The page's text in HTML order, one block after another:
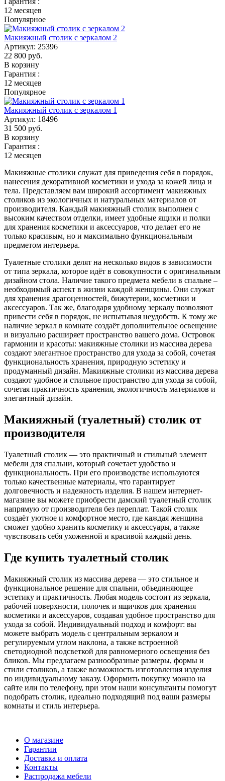
12 месяцев
Популярное
Макияжный столик с зеркалом 2
Артикул: 25396
22 800 руб.
В корзину
Гарантия :
12 месяцев
Популярное
Макияжный столик с зеркалом 1
Артикул: 18496
31 500 руб.
В корзину
Гарантия :
12 месяцев
Макияжные столики служат для приведения себя в порядок,
нанесения декоративной косметики и ухода за кожей лица и
тела. Представляем вам широкий ассортимент макияжных
столиков из экологичных и натуральных материалов от
производителя. Каждый макияжный столик выполнен с
высоким качеством отделки, имеет удобные ящики и полки
для хранения косметики и аксессуаров, что делает его не
только красивым, но и максимально функциональным
предметом интерьера.
Туалетные столики делят на несколько видов в зависимости
от типа зеркала, которое идёт в совокупности с оригинальным
дизайном стола. Наличие такого предмета мебели в спальне –
необходимый аспект в жизни каждой женщины. Они служат
для хранения драгоценностей, бижутерии, косметики и
аксессуаров. Так же, благодаря удобному зеркалу позволяют
привести себя в порядок, не испытывая неудобств. К тому же
наличие зеркал в комнате создаёт дополнительное освещение
и визуально расширяет пространство вашего дома. Островок
гармонии и красоты: макияжные столики из массива дерева
создают элегантное пространство для ухода за собой, сочетая
функциональность хранения, природную эстетику и
продуманный дизайн. Макияжные столики из массива дерева
создают удобное и стильное пространство для ухода за собой,
сочетая практичность хранения, экологичность материалов и
элегантный дизайн.
Макияжный (туалетный) столик от
производителя
Туалетный столик — это практичный и стильный элемент
мебели для спальни, который сочетает удобство и
функциональность. При его производстве используются
только качественные материалы, что гарантирует
долговечность и надежность изделия. В нашем интернет-
магазине вы можете приобрести дамский туалетный столик
напрямую от производителя без переплат. Такой столик
создаёт уютное и комфортное место, где каждая женщина
сможет удобно хранить косметику и аксессуары, а также
чувствовать себя ухоженной и красивой каждый день.
Где купить туалетный столик
Макияжный столик из массива дерева — это стильное и
функциональное решение для спальни, объединяющее
эстетику и практичность. Любая модель состоит из зеркала,
рабочей поверхности, полочек и ящичков для хранения
косметики и аксессуаров, создавая удобное пространство для
ухода за собой. Индивидуальный подход и комфорт: вы
можете выбрать модель с центральным зеркалом и
регулируемым углом наклона, а также встроенной
светодиодной подсветкой для равномерного освещения без
бликов. Мы предлагаем разнообразные размеры, формы и
стили столиков, а также возможность изготовления изделия
по индивидуальному заказу. Оформить покупку можно на
сайте или по телефону, при этом наши консультанты помогут
подобрать столик, идеально подходящий под ваши размеры
комнаты и стиль интерьера.
О магазине
Гарантии
Доставка и оплата
Контакты
Распродажа мебели